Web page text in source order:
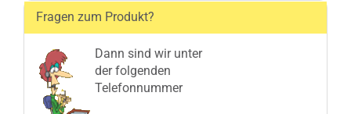
Fragen zum Produkt?
Dann sind wir unter
der folgenden
Telefonnummer